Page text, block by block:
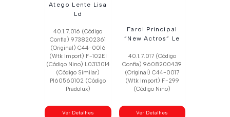
Atego Lente Lisa
Ld
40.1.7.016 (Código
Confia) 9738202361
(Original) C44-0016
(Wtk Import) F-102El
(Código Nino) L0313014
(Código Similar)
Pl60560102 (Código
Pradolux)
Ver Detalhes
Farol Principal
”New Actros” Le
40.1.7.017 (Código
Confia) 9608200439
(Original) C44-0017
(Wtk Import) F-299
(Código Nino)
Ver Detalhes